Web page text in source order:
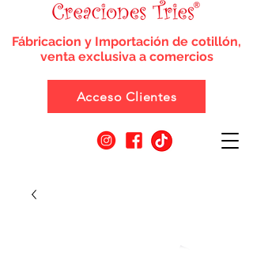
Fábricacion y Importación de cotillón,
venta exclusiva a comercios
Acceso Clientes